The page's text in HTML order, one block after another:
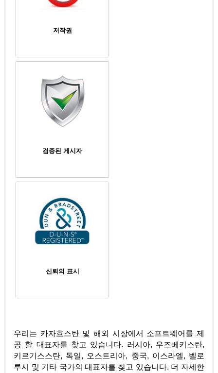
저작권
검증된 게시자
신뢰의 표시
우리는 카자흐스탄 및 해외 시장에서 소프트웨어를 제
공 할 대표자를 찾고 있습니다. 러시아, 우즈베키스탄,
키르기스스탄, 독일, 오스트리아, 중국, 이스라엘, 벨로
루시 및 기타 국가의 대표자를 찾고 있습니다. 더 자세한